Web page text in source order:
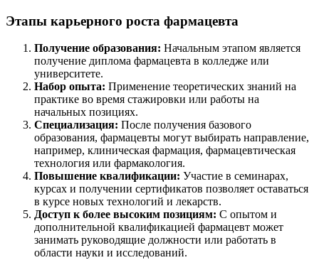
Этапы карьерного роста фармацевта
Получение образования: Начальным этапом является
получение диплома фармацевта в колледже или
университете.
Набор опыта: Применение теоретических знаний на
практике во время стажировки или работы на
начальных позициях.
Специализация: После получения базового
образования, фармацевты могут выбирать направление,
например, клиническая фармация, фармацевтическая
технология или фармакология.
Повышение квалификации: Участие в семинарах,
курсах и получении сертификатов позволяет оставаться
в курсе новых технологий и лекарств.
Доступ к более высоким позициям: С опытом и
дополнительной квалификацией фармацевт может
занимать руководящие должности или работать в
области науки и исследований.